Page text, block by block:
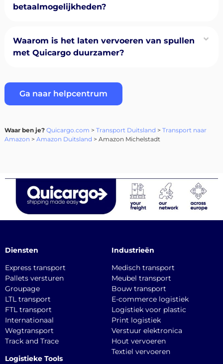
betaalmogelijkheden?
Waarom is het laten vervoeren van spullen
met Quicargo duurzamer?
Ga naar helpcentrum
Waar ben je? Quicargo.com > Transport Duitsland > Transport naar
Amazon > Amazon Duitsland > Amazon Michelstadt
Diensten
Express transport
Pallets versturen
Groupage
LTL transport
FTL transport
Internationaal
Wegtransport
Track and Trace
Logistieke Tools
Industrieën
Medisch transport
Meubel transport
Bouw transport
E-commerce logistiek
Logistiek voor plastic
Print logistiek
Verstuur elektronica
Hout vervoeren
Textiel vervoeren